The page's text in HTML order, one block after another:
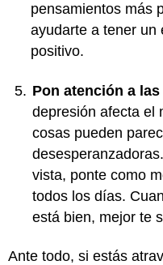
pensamientos más
ayudarte a tener un
positivo.
Pon atención a
depresión afecta el
cosas pueden
vista, ponte como
todos los días.
está bien, mejor te
Ante todo, si estás